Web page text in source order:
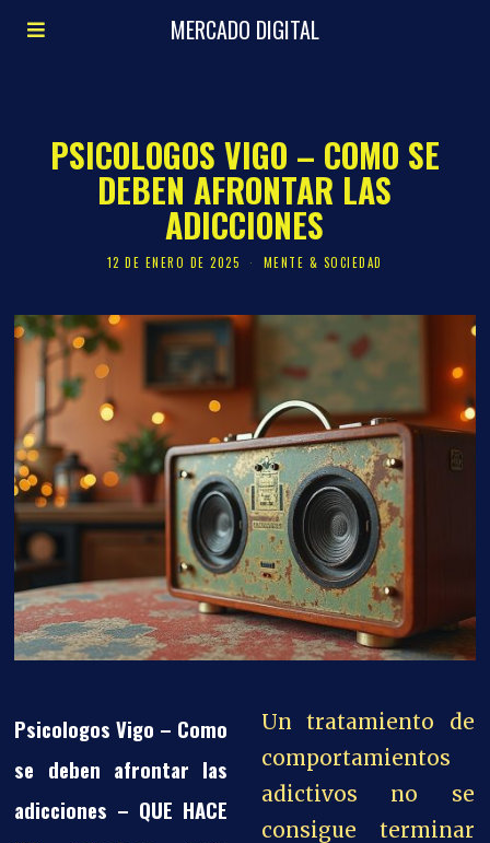
MERCADO DIGITAL
PSICOLOGOS VIGO – COMO SE
DEBEN AFRONTAR LAS
ADICCIONES
12 DE ENERO DE 2025 MENTE & SOCIEDAD
Psicologos Vigo – Como
se deben afrontar las
adicciones – QUE HACE
Un tratamiento de
comportamientos
adictivos no se
consigue terminar